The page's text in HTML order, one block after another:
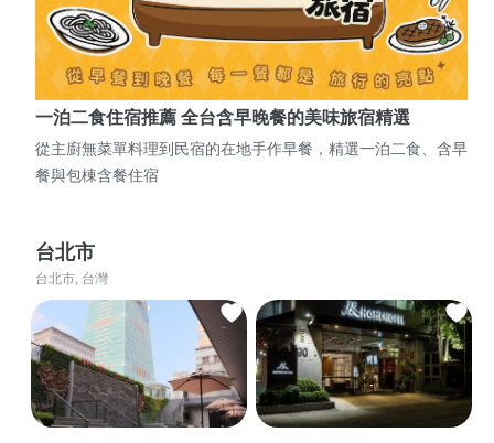
一泊二食住宿推薦 全台含早晚餐的美味旅宿精選
從主廚無菜單料理到民宿的在地手作早餐，精選一泊二食、含早
餐與包棟含餐住宿
台北市
台北市, 台灣